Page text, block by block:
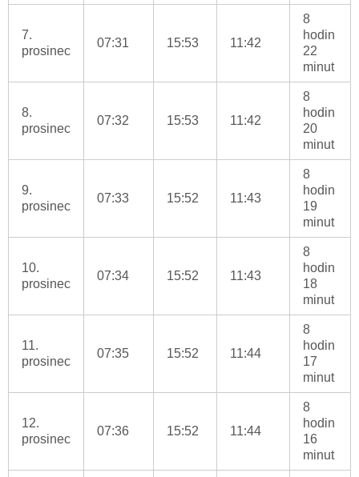
7.
prosinec
07:31 15:53 11:42
8
hodin
22
minut
8.
prosinec
07:32 15:53 11:42
8
hodin
20
minut
9.
prosinec
07:33 15:52 11:43
8
hodin
19
minut
10.
prosinec
07:34 15:52 11:43
8
hodin
18
minut
11.
prosinec
07:35 15:52 11:44
8
hodin
17
minut
12.
prosinec
07:36 15:52 11:44
8
hodin
16
minut